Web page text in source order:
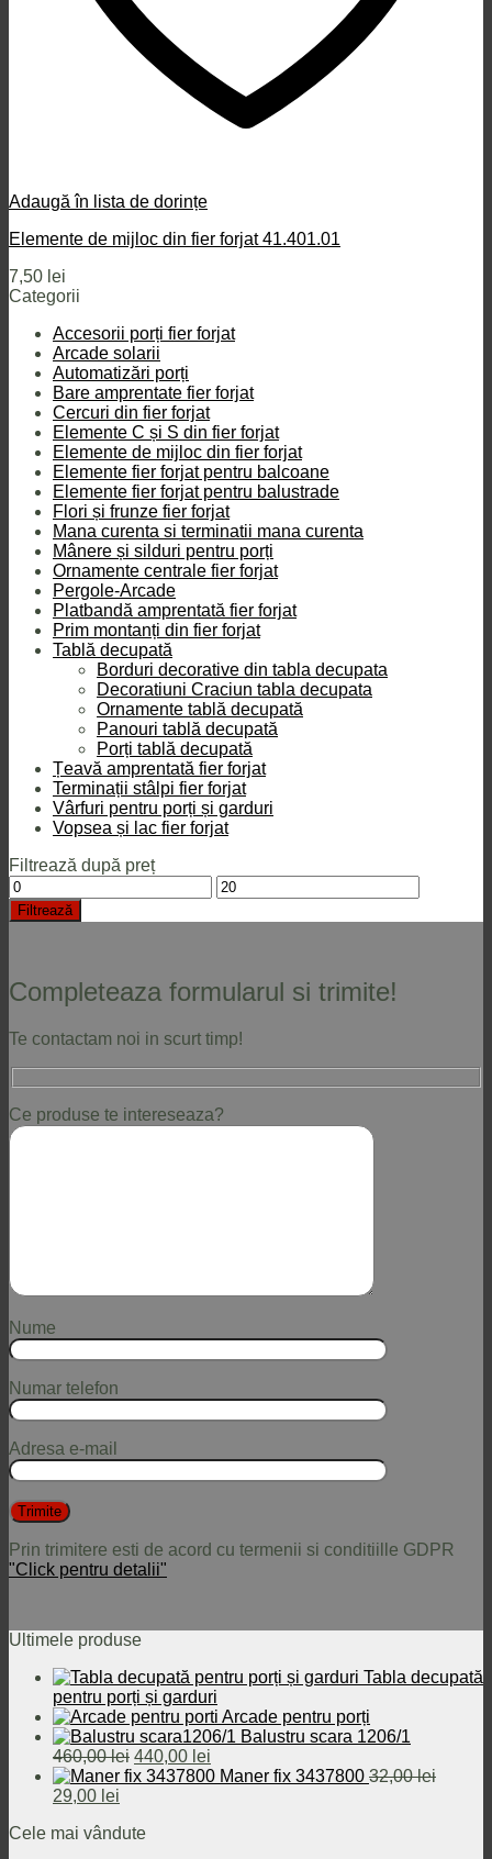
Adaugă în lista de dorințe
Elemente de mijloc din fier forjat 41.401.01
7,50 lei
Categorii
Accesorii porți fier forjat
Arcade solarii
Automatizări porți
Bare amprentate fier forjat
Cercuri din fier forjat
Elemente C și S din fier forjat
Elemente de mijloc din fier forjat
Elemente fier forjat pentru balcoane
Elemente fier forjat pentru balustrade
Flori și frunze fier forjat
Mana curenta si terminatii mana curenta
Mânere și silduri pentru porți
Ornamente centrale fier forjat
Pergole-Arcade
Platbandă amprentată fier forjat
Prim montanți din fier forjat
Tablă decupată
Borduri decorative din tabla decupata
Decoratiuni Craciun tabla decupata
Ornamente tablă decupată
Panouri tablă decupată
Porți tablă decupată
Țeavă amprentată fier forjat
Terminații stâlpi fier forjat
Vârfuri pentru porți și garduri
Vopsea și lac fier forjat
Filtrează după preț
Preț
minim
Preț
maxim
Filtrează
Completeaza formularul si trimite!
Te contactam noi in scurt timp!
Ce produse te intereseaza?
Nume
Numar telefon
Adresa e-mail
Prin trimitere esti de acord cu termenii si conditiille GDPR
"Click pentru detalii"
Ultimele produse
Tabla decupată
pentru porți și garduri
Arcade pentru porți
Balustru scara 1206/1
460,00lei Prețul
inițial
460,00 lei.
440,00 lei
curent
Maner fix 3437800 32,00lei
Prețul
a
29,00 lei
este:
Cele mai vândute